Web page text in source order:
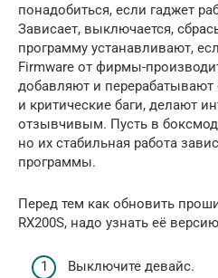
понадобиться, если гаджет
Зависает, выключается,
программу устанавливают,
Firmware от фирмы-
добавляют и
и критические баги, делают
отзывчивым. Пусть в
но их стабильная работа
программы.
Перед тем как обновить
RX200S, надо узнать её
Выключите девайс.